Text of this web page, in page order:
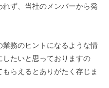
ず、当社のメンバーから発
務のヒントになるような情
たいと思っておりますの
らえるとありがたく存じま